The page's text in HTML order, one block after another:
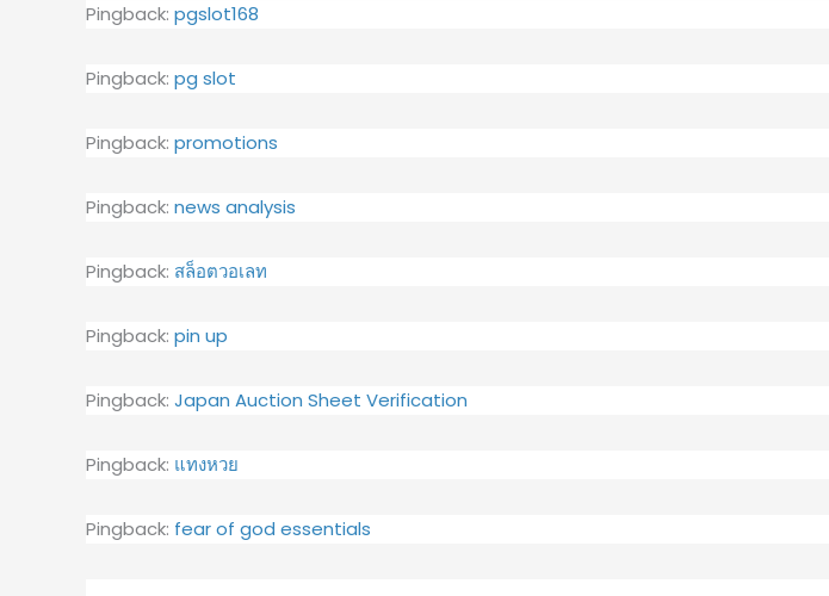
Pingback: pgslot168
Pingback: pg slot
Pingback: promotions
Pingback: news analysis
Pingback: สล็อตวอเลท
Pingback: pin up
Pingback: Japan Auction Sheet Verification
Pingback: แทงหวย
Pingback: fear of god essentials